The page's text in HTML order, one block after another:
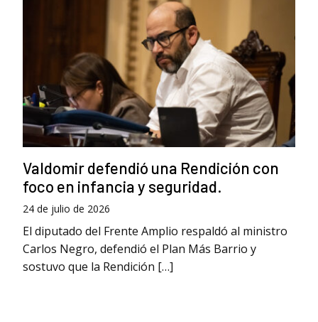
Valdomir defendió una Rendición con
foco en infancia y seguridad.
24 de julio de 2026
El diputado del Frente Amplio respaldó al ministro
Carlos Negro, defendió el Plan Más Barrio y
sostuvo que la Rendición […]